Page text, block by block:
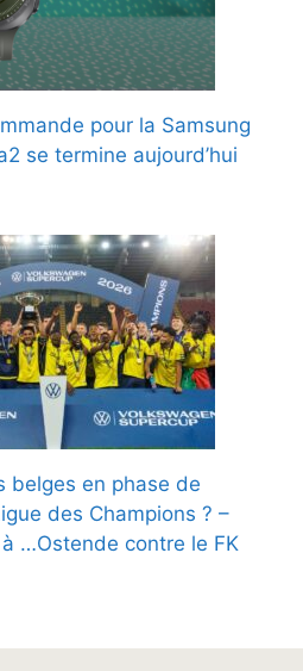
pour la Samsung
se termine aujourd’hui
belges en phase de
des Champions ? –
…Ostende contre le FK